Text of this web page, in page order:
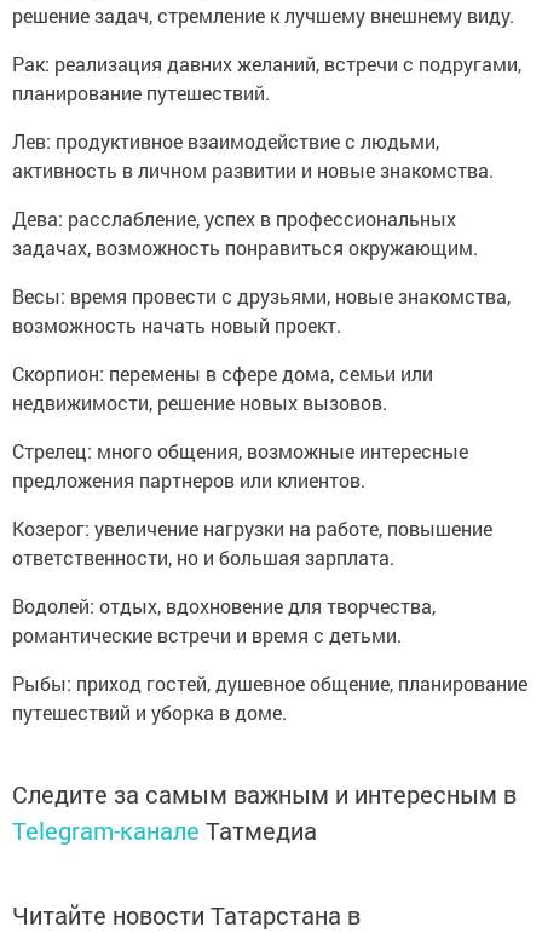
решение задач, стремление к лучшему внешнему виду.
Рак: реализация давних желаний, встречи с подругами,
планирование путешествий.
Лев: продуктивное взаимодействие с людьми,
активность в личном развитии и новые знакомства.
Дева: расслабление, успех в профессиональных
задачах, возможность понравиться окружающим.
Весы: время провести с друзьями, новые знакомства,
возможность начать новый проект.
Скорпион: перемены в сфере дома, семьи или
недвижимости, решение новых вызовов.
Стрелец: много общения, возможные интересные
предложения партнеров или клиентов.
Козерог: увеличение нагрузки на работе, повышение
ответственности, но и большая зарплата.
Водолей: отдых, вдохновение для творчества,
романтические встречи и время с детьми.
Рыбы: приход гостей, душевное общение, планирование
путешествий и уборка в доме.
Следите за самым важным и интересным в
Telegram-канале Татмедиа
Читайте новости Татарстана в